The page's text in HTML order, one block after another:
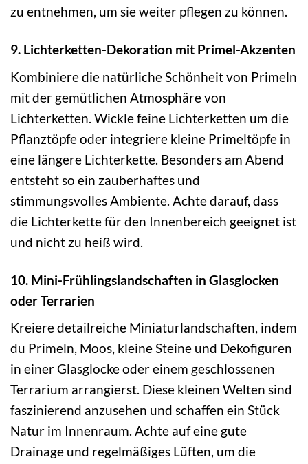
zu entnehmen, um sie weiter pflegen zu können.
9. Lichterketten-Dekoration mit Primel-Akzenten
Kombiniere die natürliche Schönheit von Primeln
mit der gemütlichen Atmosphäre von
Lichterketten. Wickle feine Lichterketten um die
Pflanztöpfe oder integriere kleine Primeltöpfe in
eine längere Lichterkette. Besonders am Abend
entsteht so ein zauberhaftes und
stimmungsvolles Ambiente. Achte darauf, dass
die Lichterkette für den Innenbereich geeignet ist
und nicht zu heiß wird.
10. Mini-Frühlingslandschaften in Glasglocken
oder Terrarien
Kreiere detailreiche Miniaturlandschaften, indem
du Primeln, Moos, kleine Steine und Dekofiguren
in einer Glasglocke oder einem geschlossenen
Terrarium arrangierst. Diese kleinen Welten sind
faszinierend anzusehen und schaffen ein Stück
Natur im Innenraum. Achte auf eine gute
Drainage und regelmäßiges Lüften, um die